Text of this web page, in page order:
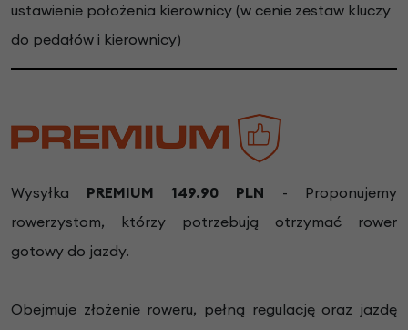
ustawienie położenia kierownicy (w cenie zestaw kluczy
do pedałów i kierownicy)
Wysyłka PREMIUM 149.90 PLN - Proponujemy
rowerzystom, którzy potrzebują otrzymać rower
gotowy do jazdy.
Obejmuje złożenie roweru, pełną regulację oraz jazdę